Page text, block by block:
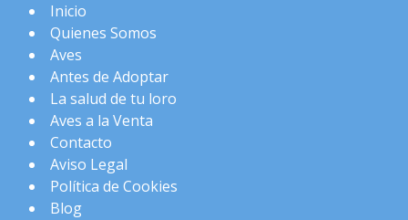
Inicio
Quienes Somos
Aves
Antes de Adoptar
La salud de tu loro
Aves a la Venta
Contacto
Aviso Legal
Política de Cookies
Blog